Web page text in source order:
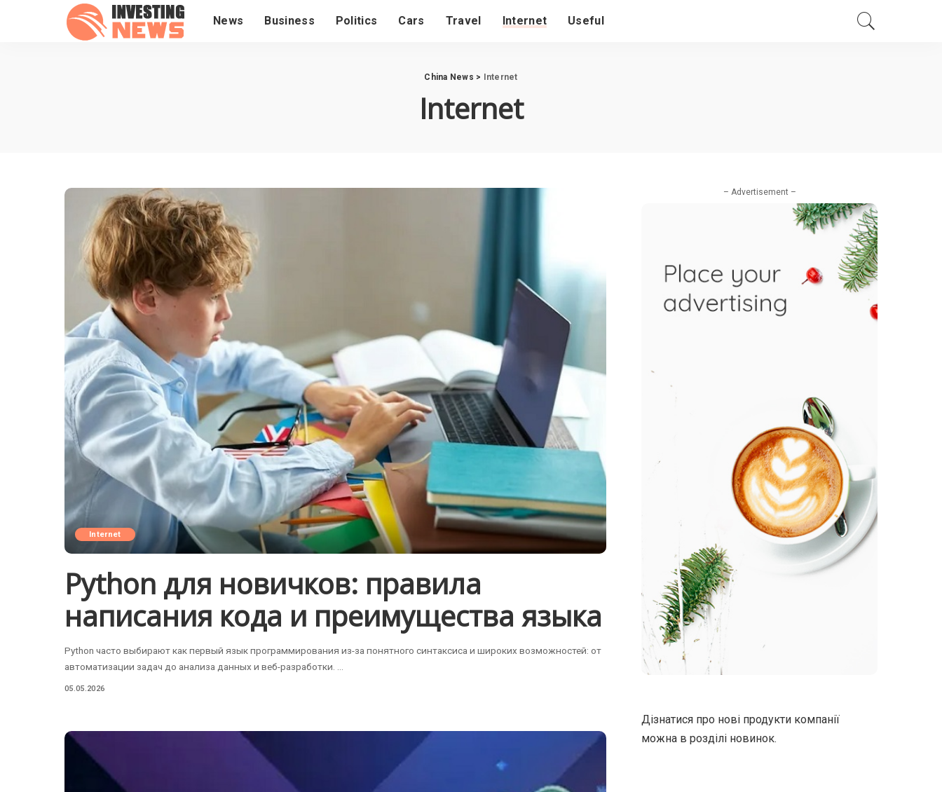
News Business Politics Cars Travel Internet Useful
China News > Internet
Internet
Internet
Python для новичков: правила
написания кода и преимущества языка
Python часто выбирают как первый язык программирования из-за понятного синтаксиса и широких возможностей: от
автоматизации задач до анализа данных и веб-разработки. ...
05.05.2026
– Advertisement –
Дізнатися про нові продукти компанії
можна врозділі новинок.